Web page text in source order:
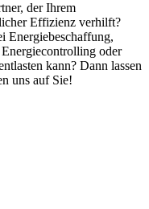
der Ihrem
Effizienz verhilft?
Energiebeschaffung,
oder
kann? Dann lassen
uns auf Sie!